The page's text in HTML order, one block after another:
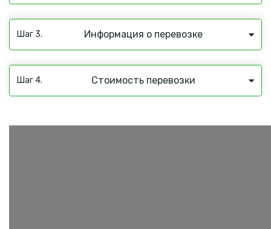
Шаг 3. Информация о перевозке
Шаг 4. Стоимость перевозки